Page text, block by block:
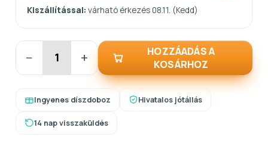
Kiszállítással: várható érkezés 08.11. (Kedd)
− +
HOZZÁADÁS A
KOSÁRHOZ
Ingyenes díszdoboz Hivatalos jótállás
14 nap visszaküldés